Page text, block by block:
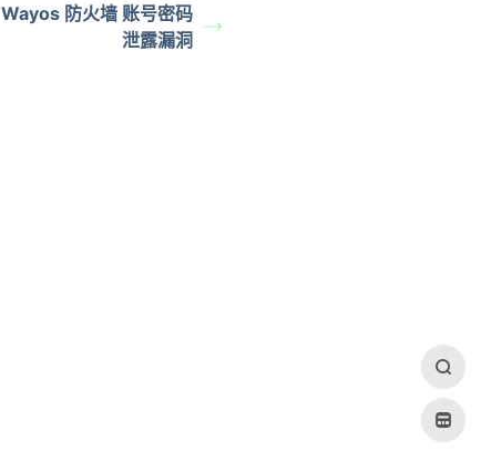
Wayos 防火墙 账号密码
泄露漏洞